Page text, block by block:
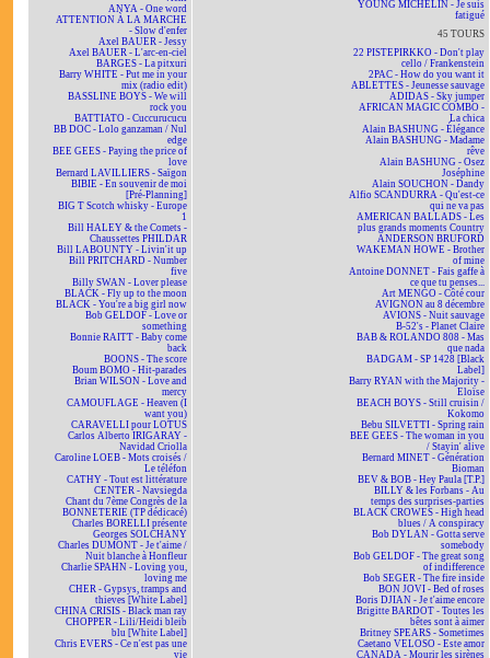
ANYA - One word
ATTENTION À LA MARCHE
- Slow d'enfer
Axel BAUER - Jessy
Axel BAUER - L'arc-en-ciel
BARGES - La pitxuri
Barry WHITE - Put me in your
mix (radio edit)
BASSLINE BOYS - We will
rock you
BATTIATO - Cuccurucucu
BB DOC - Lolo ganzaman / Nul
edge
BEE GEES - Paying the price of
love
Bernard LAVILLIERS - Saïgon
BIBIE - En souvenir de moi
[Pré-Planning]
BIG T Scotch whisky - Europe
1
Bill HALEY & the Comets -
Chaussettes PHILDAR
Bill LABOUNTY - Livin'it up
Bill PRITCHARD - Number
five
Billy SWAN - Lover please
BLACK - Fly up to the moon
BLACK - You're a big girl now
Bob GELDOF - Love or
something
Bonnie RAITT - Baby come
back
BOONS - The score
Boum BOMO - Hit-parades
Brian WILSON - Love and
mercy
CAMOUFLAGE - Heaven (I
want you)
CARAVELLI pour LOTUS
Carlos Alberto IRIGARAY -
Navidad Criolla
Caroline LOEB - Mots croisés /
Le téléfon
CATHY - Tout est littérature
CENTER - Navsiegda
Chant du 7ème Congrès de la
BONNETERIE (TP dédicacé)
Charles BORELLI présente
Georges SOLCHANY
Charles DUMONT - Je t'aime /
Nuit blanche à Honfleur
Charlie SPAHN - Loving you,
loving me
CHER - Gypsys, tramps and
thieves [White Label]
CHINA CRISIS - Black man ray
CHOPPER - Lili/Heidi bleib
blu [White Label]
Chris EVERS - Ce n'est pas une
vie
YOUNG MICHELIN - Je suis
fatigué
45 TOURS
22 PISTEPIRKKO - Don't play
cello / Frankenstein
2PAC - How do you want it
ABLETTES - Jeunesse sauvage
ADIDAS - Sky jumper
AFRICAN MAGIC COMBO -
La chica
Alain BASHUNG - Élégance
Alain BASHUNG - Madame
rêve
Alain BASHUNG - Osez
Joséphine
Alain SOUCHON - Dandy
Alfio SCANDURRA - Qu'est-ce
qui ne va pas
AMERICAN BALLADS - Les
plus grands moments Country
ANDERSON BRUFORD
WAKEMAN HOWE - Brother
of mine
Antoine DONNET - Fais gaffe à
ce que tu penses...
Art MENGO - Côté cour
AVIGNON au 8 décembre
AVIONS - Nuit sauvage
B-52's - Planet Claire
BAB & ROLANDO 808 - Mas
que nada
BADGAM - SP 1428 [Black
Label]
Barry RYAN with the Majority -
Eloïse
BEACH BOYS - Still cruisin /
Kokomo
Bebu SILVETTI - Spring rain
BEE GEES - The woman in you
/ Stayin' alive
Bernard MINET - Génération
Bioman
BEV & BOB - Hey Paula [T.P.]
BILLY & les Forbans - Au
temps des surprises-parties
BLACK CROWES - High head
blues / A conspiracy
Bob DYLAN - Gotta serve
somebody
Bob GELDOF - The great song
of indifference
Bob SEGER - The fire inside
BON JOVI - Bed of roses
Boris DJIAN - Je t'aime encore
Brigitte BARDOT - Toutes les
bêtes sont à aimer
Britney SPEARS - Sometimes
Caetano VELOSO - Este amor
CANADA - Mourir les sirènes